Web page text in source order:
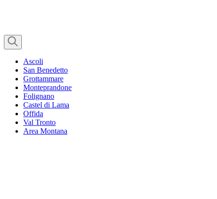
Ascoli
San Benedetto
Grottammare
Monteprandone
Folignano
Castel di Lama
Offida
Val Tronto
Area Montana